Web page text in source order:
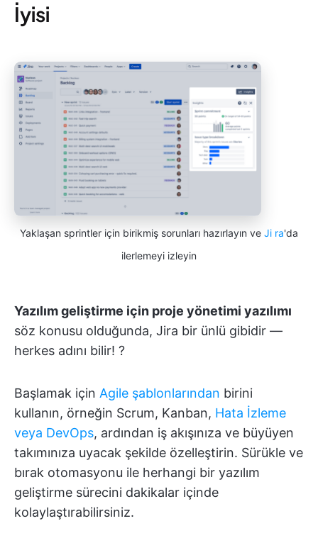
İyisi
Yaklaşan sprintler için birikmiş sorunları hazırlayın ve Ji ra'da
ilerlemeyi izleyin
Yazılım geliştirme için proje yönetimi yazılımı
söz konusu olduğunda, Jira bir ünlü gibidir —
herkes adını bilir! ?
Başlamak için Agile şablonlarından birini
kullanın, örneğin Scrum, Kanban, Hata İzleme
veya DevOps, ardından iş akışınıza ve büyüyen
takımınıza uyacak şekilde özelleştirin. Sürükle ve
bırak otomasyonu ile herhangi bir yazılım
geliştirme sürecini dakikalar içinde
kolaylaştırabilirsiniz.